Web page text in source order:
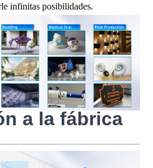
infinitas posibilidades.
a la fábrica